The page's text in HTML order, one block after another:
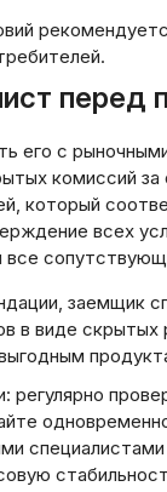
перед
его с
комиссий
который
всех
все
заемщик
в виде